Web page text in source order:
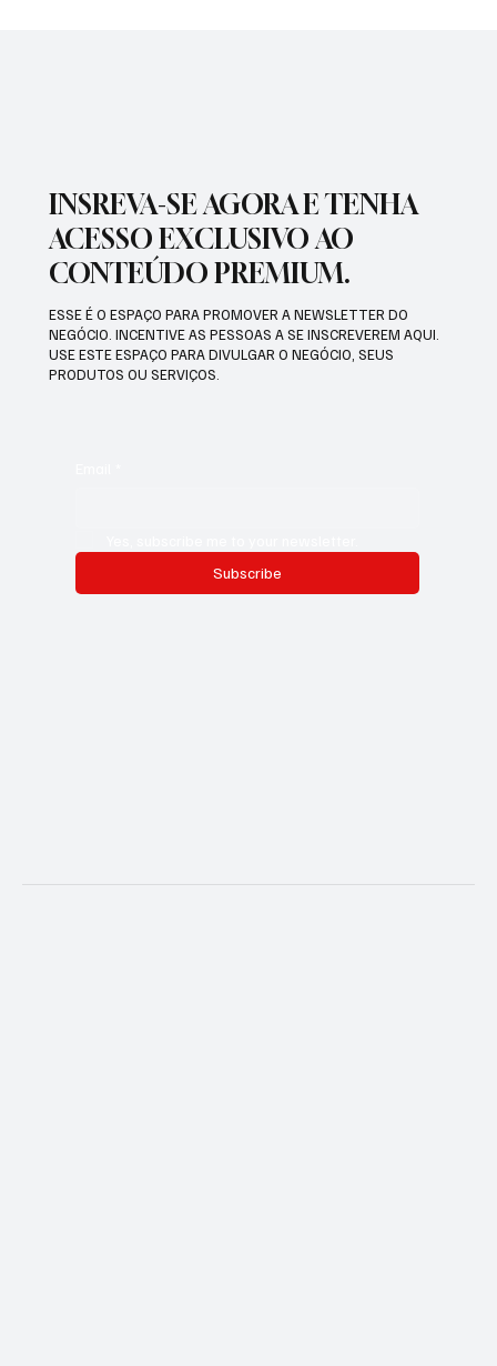
INSREVA-SE AGORA E TENHA
ACESSO EXCLUSIVO AO
CONTEÚDO PREMIUM.
ESSE É O ESPAÇO PARA PROMOVER A NEWSLETTER DO
NEGÓCIO. INCENTIVE AS PESSOAS A SE INSCREVEREM AQUI.
USE ESTE ESPAÇO PARA DIVULGAR O NEGÓCIO, SEUS
PRODUTOS OU SERVIÇOS.
Subscribe